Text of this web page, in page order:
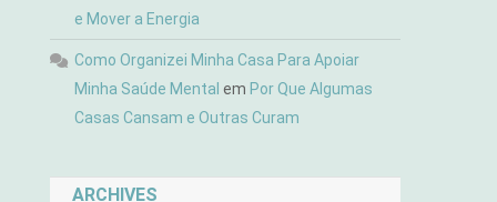
e Mover a Energia
Como Organizei Minha Casa Para Apoiar
Minha Saúde Mental em Por Que Algumas
Casas Cansam e Outras Curam
ARCHIVES